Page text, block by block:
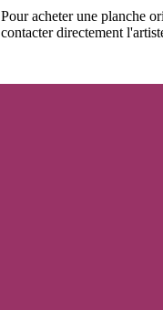
Pour acheter une planche
contacter directement